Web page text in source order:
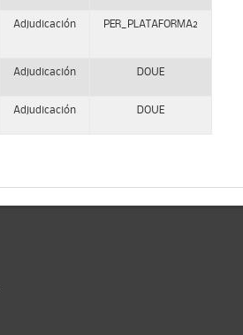
Adjudicación PER_PLATAFORMA2
Adjudicación DOUE
Adjudicación DOUE